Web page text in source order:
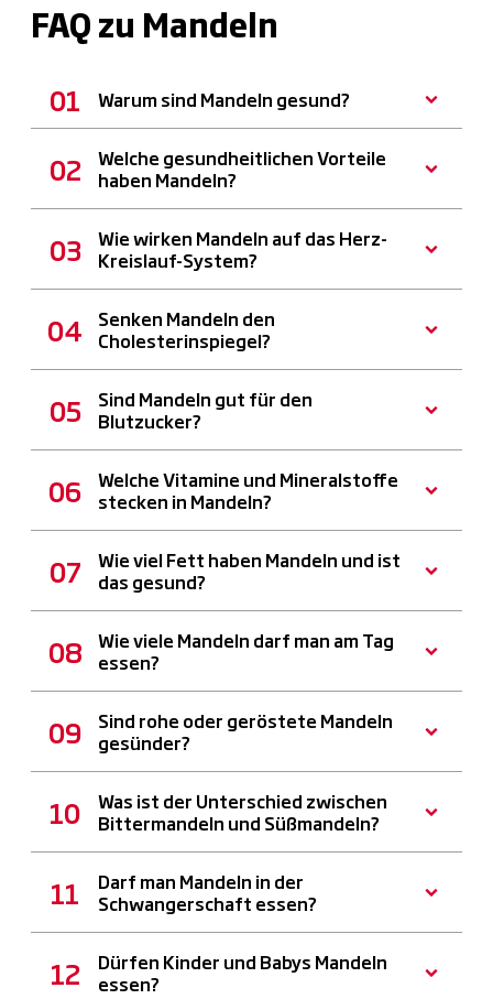
FAQ zu Mandeln
Warum sind Mandeln gesund?
Welche gesundheitlichen Vorteile
haben Mandeln?
Wie wirken Mandeln auf das Herz-
Kreislauf-System?
Senken Mandeln den
Cholesterinspiegel?
Sind Mandeln gut für den
Blutzucker?
Welche Vitamine und Mineralstoffe
stecken in Mandeln?
Wie viel Fett haben Mandeln und ist
das gesund?
Wie viele Mandeln darf man am Tag
essen?
Sind rohe oder geröstete Mandeln
gesünder?
Was ist der Unterschied zwischen
Bittermandeln und Süßmandeln?
Darf man Mandeln in der
Schwangerschaft essen?
Dürfen Kinder und Babys Mandeln
essen?